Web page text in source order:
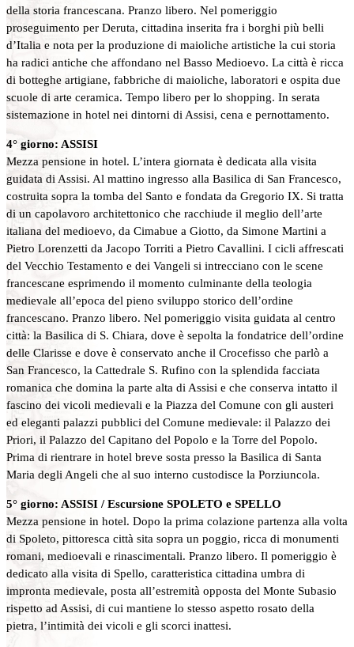
della storia francescana. Pranzo libero. Nel pomeriggio
proseguimento per Deruta, cittadina inserita fra i borghi più belli
d’Italia e nota per la produzione di maioliche artistiche la cui storia
ha radici antiche che affondano nel Basso Medioevo. La città è ricca
di botteghe artigiane, fabbriche di maioliche, laboratori e ospita due
scuole di arte ceramica. Tempo libero per lo shopping. In serata
sistemazione in hotel nei dintorni di Assisi, cena e pernottamento.
4° giorno: ASSISI
Mezza pensione in hotel. L’intera giornata è dedicata alla visita
guidata di Assisi. Al mattino ingresso alla Basilica di San Francesco,
costruita sopra la tomba del Santo e fondata da Gregorio IX. Si tratta
di un capolavoro architettonico che racchiude il meglio dell’arte
italiana del medioevo, da Cimabue a Giotto, da Simone Martini a
Pietro Lorenzetti da Jacopo Torriti a Pietro Cavallini. I cicli affrescati
del Vecchio Testamento e dei Vangeli si intrecciano con le scene
francescane esprimendo il momento culminante della teologia
medievale all’epoca del pieno sviluppo storico dell’ordine
francescano. Pranzo libero. Nel pomeriggio visita guidata al centro
città: la Basilica di S. Chiara, dove è sepolta la fondatrice dell’ordine
delle Clarisse e dove è conservato anche il Crocefisso che parlò a
San Francesco, la Cattedrale S. Rufino con la splendida facciata
romanica che domina la parte alta di Assisi e che conserva intatto il
fascino dei vicoli medievali e la Piazza del Comune con gli austeri
ed eleganti palazzi pubblici del Comune medievale: il Palazzo dei
Priori, il Palazzo del Capitano del Popolo e la Torre del Popolo.
Prima di rientrare in hotel breve sosta presso la Basilica di Santa
Maria degli Angeli che al suo interno custodisce la Porziuncola.
5° giorno: ASSISI / Escursione SPOLETO e SPELLO
Mezza pensione in hotel. Dopo la prima colazione partenza alla volta
di Spoleto, pittoresca città sita sopra un poggio, ricca di monumenti
romani, medioevali e rinascimentali. Pranzo libero. Il pomeriggio è
dedicato alla visita di Spello, caratteristica cittadina umbra di
impronta medievale, posta all’estremità opposta del Monte Subasio
rispetto ad Assisi, di cui mantiene lo stesso aspetto rosato della
pietra, l’intimità dei vicoli e gli scorci inattesi.